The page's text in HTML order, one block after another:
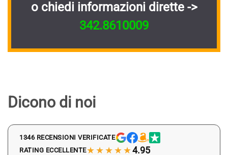
o chiedi informazioni dirette ->
342.8610009
Dicono di noi
1346 RECENSIONI VERIFICATE
RATING ECCELLENTE★★★★★4.95